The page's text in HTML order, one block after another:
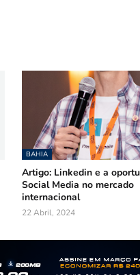
BAHIA
Artigo: Linkedin e a
Social Media no mercado
internacional
22 Abril, 2024